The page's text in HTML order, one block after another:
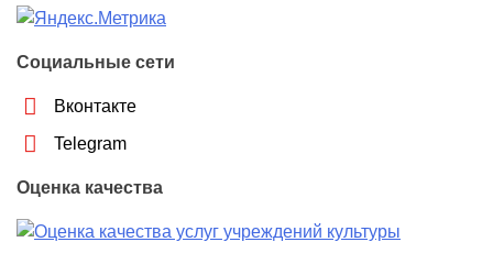
Социальные сети
Вконтакте
Telegram
Оценка качества